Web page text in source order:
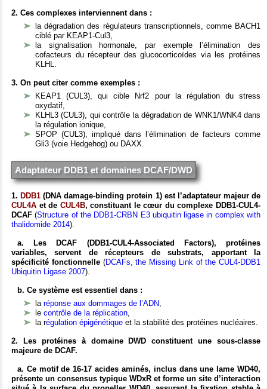
2. Ces complexes interviennent dans :
la dégradation des régulateurs transcriptionnels, comme BACH1
ciblé par KEAP1-Cul3,
la signalisation hormonale, par exemple l’élimination des
cofacteurs du récepteur des glucocorticoïdes via les protéines
KLHL.
3. On peut citer comme exemples :
KEAP1 (CUL3), qui cible Nrf2 pour la régulation du stress
oxydatif,
KLHL3 (CUL3), qui contrôle la dégradation de WNK1/WNK4 dans
la régulation ionique,
SPOP (CUL3), impliqué dans l’élimination de facteurs comme
Gli3 (voie Hedgehog) ou DAXX.
Adaptateur DDB1 et domaines DCAF/DWD
1.DDB1 (DNA damage-binding protein 1) est l’adaptateur majeur de
CUL4A et de CUL4B, constituant le cœur du complexe DDB1-CUL4-
DCAF(Structure of the DDB1-CRBN E3 ubiquitin ligase in complex with
thalidomide 2014).
a. Les DCAF (DDB1-CUL4-Associated Factors), protéines
variables, servent de récepteurs de substrats, apportant la
spécificité fonctionnelle(DCAFs, the Missing Link of the CUL4-DDB1
Ubiquitin Ligase 2007).
b. Ce système est essentiel dans :
la réponse aux dommages de l’ADN
le contrôle de la réplication
la régulation épigénétique et la stabilité des protéines nucléaires.
2. Les protéines à domaine DWD constituent une sous-classe
majeure de DCAF.
a. Ce motif de 16-17 acides aminés, inclus dans une lame WD40,
présente un consensus typique WDxR et forme un site d’interaction